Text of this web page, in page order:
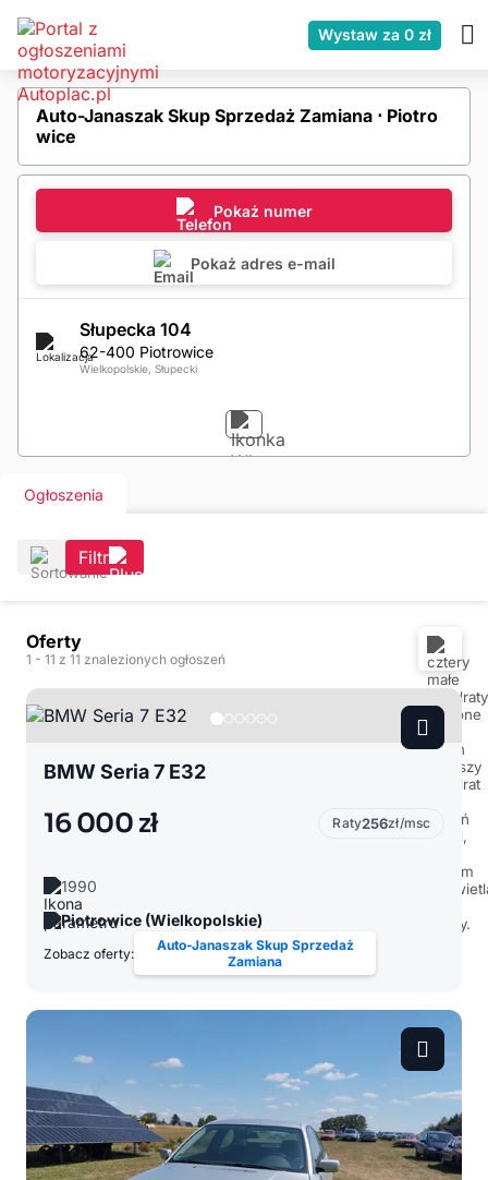
Wystaw za 0 zł
Auto-Janaszak Skup Sprzedaż Zamiana ⋅ Piotro
wice
Pokaż numer
Pokaż adres e-mail
Słupecka 104
62-400 Piotrowice
Wielkopolskie, Słupecki
Ogłoszenia
Filtr
Oferty
1 - 11 z 11 znalezionych ogłoszeń
BMW Seria 7 E32
16 000 zł Raty256zł/msc
1990
Piotrowice (Wielkopolskie)
Zobacz oferty:
Auto-Janaszak Skup Sprzedaż
Zamiana